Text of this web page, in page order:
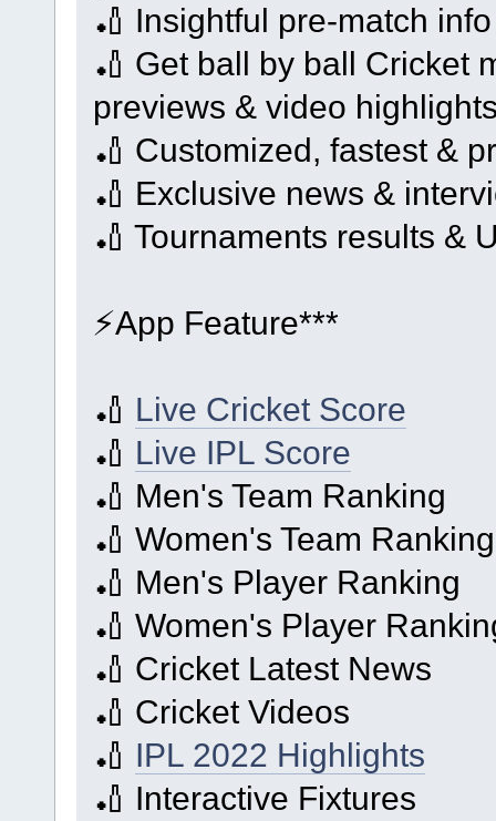
🏏 Insightful pre-match
🏏 Get ball by ball Cricket
previews & video
🏏 Customized, fastest &
🏏 Exclusive news &
🏏 Tournaments results &
⚡️App Feature***
🏏 Live Cricket Score
🏏 Live IPL Score
🏏 Men's Team Ranking
🏏 Women's Team Ranking
🏏 Men's Player Ranking
🏏 Women's Player
🏏 Cricket Latest News
🏏 Cricket Videos
🏏 IPL 2022 Highlights
🏏 Interactive Fixtures